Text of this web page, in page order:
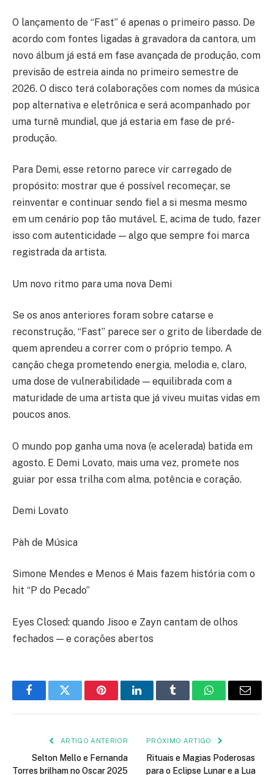
O lançamento de “Fast” é apenas o primeiro passo. De
acordo com fontes ligadas à gravadora da cantora, um
novo álbum já está em fase avançada de produção, com
previsão de estreia ainda no primeiro semestre de
2026. O disco terá colaborações com nomes da música
pop alternativa e eletrônica e será acompanhado por
uma turnê mundial, que já estaria em fase de pré-
produção.
Para Demi, esse retorno parece vir carregado de
propósito: mostrar que é possível recomeçar, se
reinventar e continuar sendo fiel a si mesma mesmo
em um cenário pop tão mutável. E, acima de tudo, fazer
isso com autenticidade — algo que sempre foi marca
registrada da artista.
Um novo ritmo para uma nova Demi
Se os anos anteriores foram sobre catarse e
reconstrução, “Fast” parece ser o grito de liberdade de
quem aprendeu a correr com o próprio tempo. A
canção chega prometendo energia, melodia e, claro,
uma dose de vulnerabilidade — equilibrada com a
maturidade de uma artista que já viveu muitas vidas em
poucos anos.
O mundo pop ganha uma nova (e acelerada) batida em
agosto. E Demi Lovato, mais uma vez, promete nos
guiar por essa trilha com alma, potência e coração.
Demi Lovato
Pàh de Música
Simone Mendes e Menos é Mais fazem história com o
hit “P do Pecado”
Eyes Closed: quando Jisoo e Zayn cantam de olhos
fechados — e corações abertos
FacebookTwitter PinterestLinkedInTumblr WhatsApp
E-
ARTIGO ANTERIOR
Selton Mello e Fernanda
Torres brilham no Oscar 2025
PRÓXIMO ARTIGO
Rituais e Magias Poderosas
para o Eclipse Lunar e a Lua